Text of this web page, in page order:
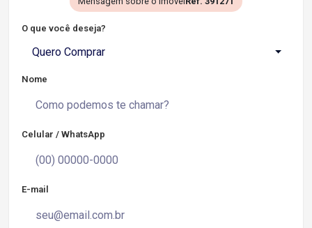
O que você deseja?
Quero Comprar
Nome
Celular / WhatsApp
E-mail